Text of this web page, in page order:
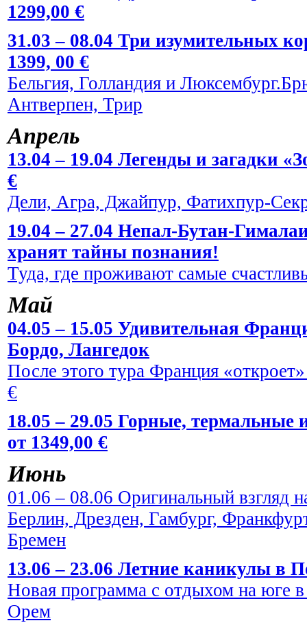
1299,00 €
31.03 – 08.04 Три изумительных
1399, 00 €
Бельгия, Голландия и
Антверпен, Трир
Апрель
13.04 – 19.04 Легенды и загадки
€
Дели, Агра, Джайпур, Фатихпур-
19.04 – 27.04 Непал-Бутан-
хранят тайны познания!
Туда, где проживают самые
Май
04.05 – 15.05 Удивительная
Бордо, Лангедок
После этого тура Франция
€
18.05 – 29.05 Горные,
от 1349,00 €
Июнь
01.06 – 08.06 Оригинальный взгляд
Берлин, Дрезден, Гамбург,
Бремен
13.06 – 23.06 Летние каникулы в
Новая программа с отдыхом на юге
Орем